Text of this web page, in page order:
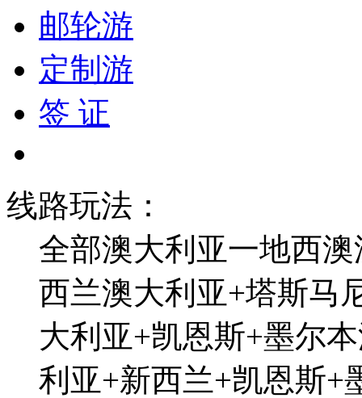
邮轮游
定制游
签 证
线路玩法：
全部澳大利亚一地西澳
西兰澳大利亚+塔斯马
大利亚+凯恩斯+墨尔本
利亚+新西兰+凯恩斯+